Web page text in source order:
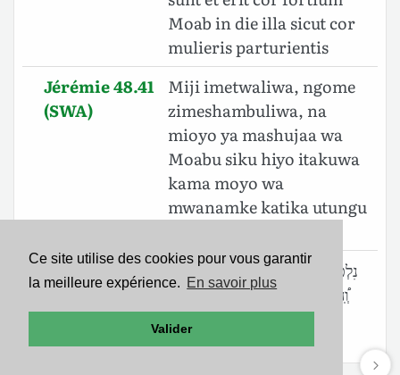
Ce site utilise des cookies pour vous garantir
la meilleure expérience. En savoir plus
Valider
Moab in die illa sicut cor
mulieris parturientis
Jérémie 48.41
(SWA)
Miji imetwaliwa, ngome
zimeshambuliwa, na
mioyo ya mashujaa wa
Moabu siku hiyo itakuwa
kama moyo wa
mwanamke katika utungu
Jérémie 48.41
(BHS)
נִלְכְּדָה֙ הַקְּרִיֹּ֔ות וְהַמְּצָדֹ֖ות נִתְפָּ֑שָׂה
וְֽ֠הָיָה לֵ֞ב גִּבֹּורֵ֤י מֹואָב֙ בַּיֹּ֣ום הַה֔וּא
כְּלֵ֖ב אִשָּׁ֥ה מְצֵרָֽה׃